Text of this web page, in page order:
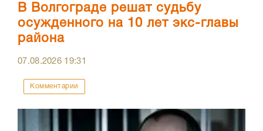
В Волгограде решат судьбу
осужденного на 10 лет экс-главы
района
07.08.2026 19:31
Комментарии